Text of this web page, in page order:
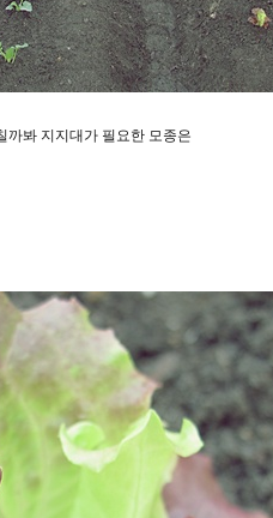
까봐 지지대가 필요한 모종은